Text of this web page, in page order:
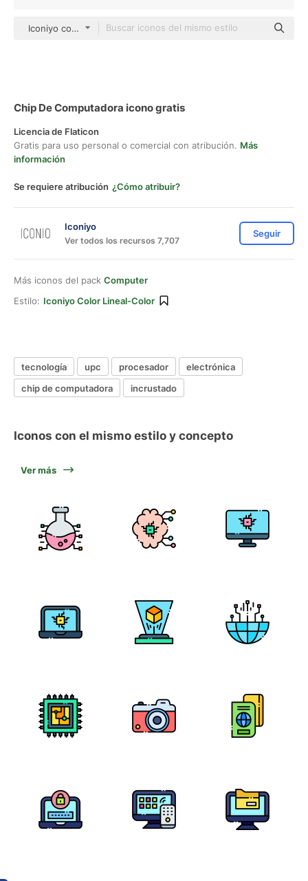
Iconiyo color lineal-color
Chip De Computadora icono gratis
Licencia de Flaticon
Gratis para uso personal o comercial con atribución. Más
información
Se requiere atribución ¿Cómo atribuir?
Iconiyo
Ver todos los recursos 7,707
Seguir
Más iconos del pack Computer
Estilo: Iconiyo Color Lineal-Color
tecnología upc procesador
electrónica
chip de computadora
incrustado
Iconos con el mismo estilo y concepto
Ver más